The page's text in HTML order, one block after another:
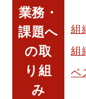
業務・
課題へ
の取
り組
み
組
組
ベ